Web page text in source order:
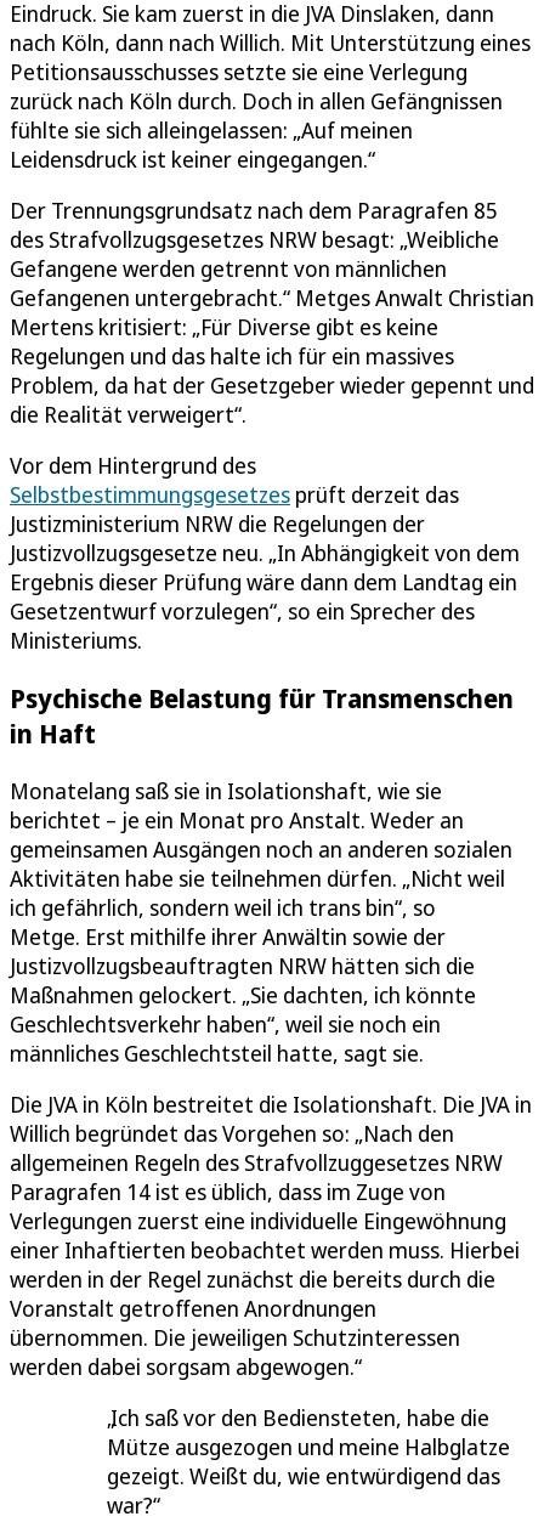
Eindruck. Sie kam zuerst in die JVA Dinslaken, dann
nach Köln, dann nach Willich. Mit Unterstützung eines
Petitionsausschusses setzte sie eine Verlegung
zurück nach Köln durch. Doch in allen Gefängnissen
fühlte sie sich alleingelassen: „Auf meinen
Leidensdruck ist keiner eingegangen.“
Der Trennungsgrundsatz nach dem Paragrafen 85
des Strafvollzugsgesetzes NRW besagt: „Weibliche
Gefangene werden getrennt von männlichen
Gefangenen untergebracht.“ Metges Anwalt Christian
Mertens kritisiert: „Für Diverse gibt es keine
Regelungen und das halte ich für ein massives
Problem, da hat der Gesetzgeber wieder gepennt und
die Realität verweigert“.
Vor dem Hintergrund des
Selbstbestimmungsgesetzes prüft derzeit das
Justizministerium NRW die Regelungen der
Justizvollzugsgesetze neu. „In Abhängigkeit von dem
Ergebnis dieser Prüfung wäre dann dem Landtag ein
Gesetzentwurf vorzulegen“, so ein Sprecher des
Ministeriums.
Psychische Belastung für Transmenschen
in Haft
Monatelang saß sie in Isolationshaft, wie sie
berichtet – je ein Monat pro Anstalt. Weder an
gemeinsamen Ausgängen noch an anderen sozialen
Aktivitäten habe sie teilnehmen dürfen. „Nicht weil
ich gefährlich, sondern weil ich trans bin“, so
Metge. Erst mithilfe ihrer Anwältin sowie der
Justizvollzugsbeauftragten NRW hätten sich die
Maßnahmen gelockert. „Sie dachten, ich könnte
Geschlechtsverkehr haben“, weil sie noch ein
männliches Geschlechtsteil hatte, sagt sie.
Die JVA in Köln bestreitet die Isolationshaft. Die JVA in
Willich begründet das Vorgehen so: „Nach den
allgemeinen Regeln des Strafvollzuggesetzes NRW
Paragrafen 14 ist es üblich, dass im Zuge von
Verlegungen zuerst eine individuelle Eingewöhnung
einer Inhaftierten beobachtet werden muss. Hierbei
werden in der Regel zunächst die bereits durch die
Voranstalt getroffenen Anordnungen
übernommen. Die jeweiligen Schutzinteressen
werden dabei sorgsam abgewogen.“
Ich saß vor den Bediensteten, habe die
Mütze ausgezogen und meine Halbglatze
gezeigt. Weißt du, wie entwürdigend das
war?